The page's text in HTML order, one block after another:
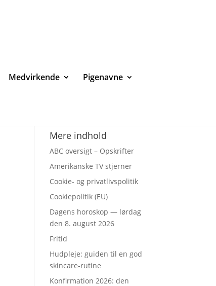
Medvirkende
Pigenavne
Mere indhold
ABC oversigt – Opskrifter
Amerikanske TV stjerner
Cookie- og privatlivspolitik
Cookiepolitik (EU)
Dagens horoskop — lørdag
den 8. august 2026
Fritid
Hudpleje: guiden til en god
skincare-rutine
Konfirmation 2026: den